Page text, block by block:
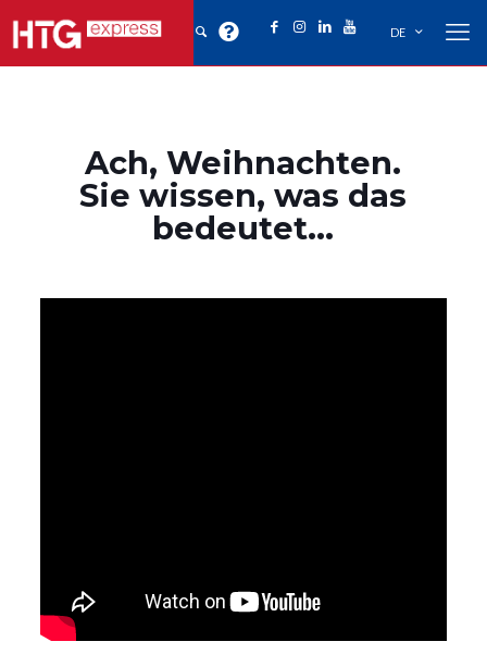
DE
Ach, Weihnachten.
Sie wissen, was das
bedeutet…